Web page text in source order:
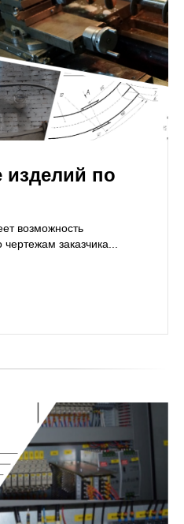
изделий по
возможность
заказчика...